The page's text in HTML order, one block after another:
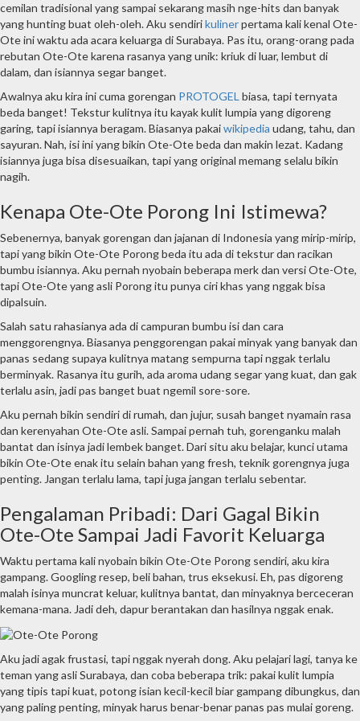
cemilan tradisional yang sampai sekarang masih nge-hits dan banyak
yang hunting buat oleh-oleh. Aku sendirikulinerpertama kali kenal Ote-
Ote ini waktu ada acara keluarga di Surabaya. Pas itu, orang-orang pada
rebutan Ote-Ote karena rasanya yang unik: kriuk di luar, lembut di
dalam, dan isiannya segar banget.
Awalnya aku kira ini cuma gorengan PROTOGEL biasa, tapi ternyata
beda banget! Tekstur kulitnya itu kayak kulit lumpia yang digoreng
garing, tapi isiannya beragam. Biasanya pakaiwikipedia udang, tahu, dan
sayuran. Nah, isi ini yang bikin Ote-Ote beda dan makin lezat. Kadang
isiannya juga bisa disesuaikan, tapi yang original memang selalu bikin
nagih.
Kenapa Ote-Ote Porong Ini Istimewa?
Sebenernya, banyak gorengan dan jajanan di Indonesia yang mirip-mirip,
tapi yang bikin Ote-Ote Porong beda itu ada di tekstur dan racikan
bumbu isiannya. Aku pernah nyobain beberapa merk dan versi Ote-Ote,
tapi Ote-Ote yang asli Porong itu punya ciri khas yang nggak bisa
dipalsuin.
Salah satu rahasianya ada di campuran bumbu isi dan cara
menggorengnya. Biasanya penggorengan pakai minyak yang banyak dan
panas sedang supaya kulitnya matang sempurna tapi nggak terlalu
berminyak. Rasanya itu gurih, ada aroma udang segar yang kuat, dan gak
terlalu asin, jadi pas banget buat ngemil sore-sore.
Aku pernah bikin sendiri di rumah, dan jujur, susah banget nyamain rasa
dan kerenyahan Ote-Ote asli. Sampai pernah tuh, gorenganku malah
bantat dan isinya jadi lembek banget. Dari situ aku belajar, kunci utama
bikin Ote-Ote enak itu selain bahan yang fresh, teknik gorengnya juga
penting. Jangan terlalu lama, tapi juga jangan terlalu sebentar.
Pengalaman Pribadi: Dari Gagal Bikin
Ote-Ote Sampai Jadi Favorit Keluarga
Waktu pertama kali nyobain bikin Ote-Ote Porong sendiri, aku kira
gampang. Googling resep, beli bahan, trus eksekusi. Eh, pas digoreng
malah isinya muncrat keluar, kulitnya bantat, dan minyaknya berceceran
kemana-mana. Jadi deh, dapur berantakan dan hasilnya nggak enak.
Aku jadi agak frustasi, tapi nggak nyerah dong. Aku pelajari lagi, tanya ke
teman yang asli Surabaya, dan coba beberapa trik: pakai kulit lumpia
yang tipis tapi kuat, potong isian kecil-kecil biar gampang dibungkus, dan
yang paling penting, minyak harus benar-benar panas pas mulai goreng.